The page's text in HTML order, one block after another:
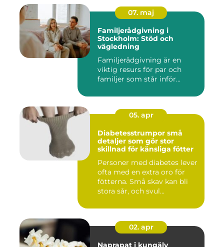
07. maj
Familjerådgivning i
Stockholm: Stöd och
vägledning
Familjerådgivning är en
viktig resurs för par och
familjer som står inför...
05. apr
Diabetesstrumpor små
detaljer som gör stor
skillnad för känsliga fötter
Personer med diabetes lever
ofta med en extra oro för
fötterna. Små skav kan bli
stora sår, och svul...
02. apr
Naprapat i kungälv